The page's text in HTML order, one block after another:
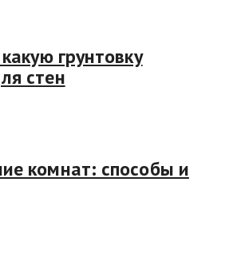
грунтовку
стен
комнат: способы и